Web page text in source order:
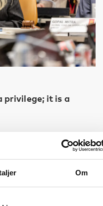
Om
privilege; it is a